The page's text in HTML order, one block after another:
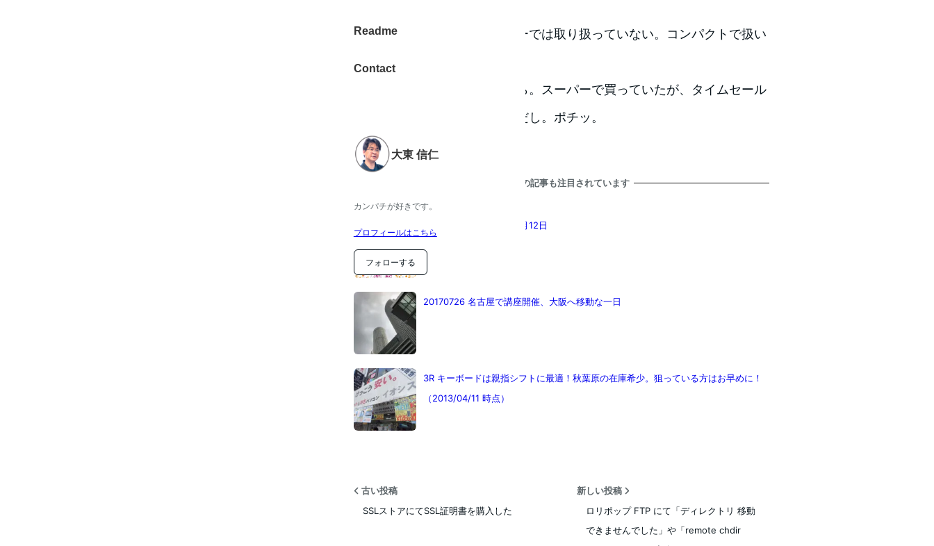
Readme
Contact
大東 信仁
カンパチが好きです。
プロフィールはこちら
フォローする
食洗機の洗剤。近くのスーパーでは取り扱っていない。コンパクトで扱い
やすいので、これ一択。
炭酸の刺激が欲しい時はこちら。スーパーで買っていたが、タイムセール
の方がお得だし、ラベルレスだし。ポチッ。
こちらの記事も注目されています
ものくろ通信 2015年12月12日
20170726 名古屋で講座開催、大阪へ移動な一日
3R キーボードは親指シフトに最適！秋葉原の在庫希少。狙っている方はお早めに！
（2013/04/11 時点）
古い投稿
SSLストアにてSSL証明書を購入した
新しい投稿
ロリポップ FTP にて「ディレクトリ 移動
できませんでした」や「remote chdir